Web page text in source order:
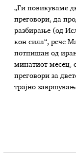
„Ги повикуваме
преговори, да
разбирање (од
кон сила“, рече
потпишан од
минатиот месец,
преговори за
трајно